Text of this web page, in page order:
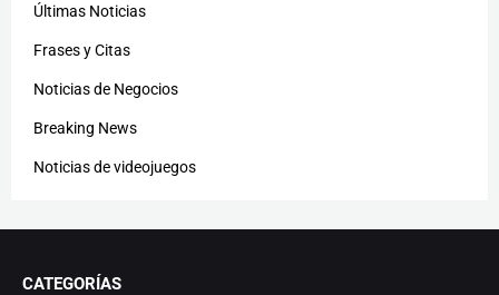
Últimas Noticias
Frases y Citas
Noticias de Negocios
Breaking News
Noticias de videojuegos
CATEGORÍAS